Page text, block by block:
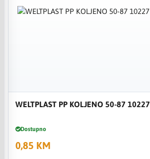
WELTPLAST PP KOLJENO 50-87 10227
Dostupno
0,85 KM